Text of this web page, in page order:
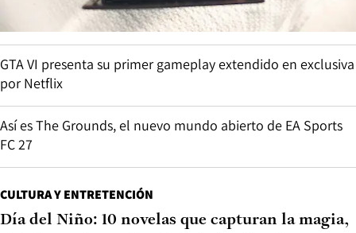
GTA VI presenta su primer gameplay extendido en exclusiva
por Netflix
Así es The Grounds, el nuevo mundo abierto de EA Sports
FC 27
CULTURA Y ENTRETENCIÓN
Día del Niño: 10 novelas que capturan la magia,